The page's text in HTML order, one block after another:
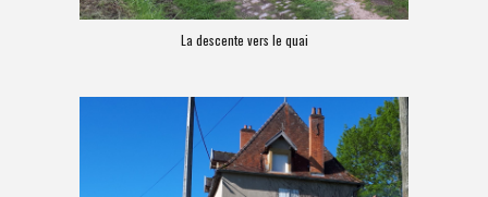
La descente vers le quai